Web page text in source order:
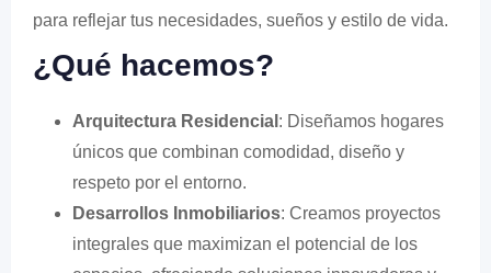
para reflejar tus necesidades, sueños y estilo de vida.
¿Qué hacemos?
Arquitectura Residencial : Diseñamos hogares
únicos que combinan comodidad, diseño y
respeto por el entorno.
Desarrollos Inmobiliarios: Creamos proyectos
integrales que maximizan el potencial de los